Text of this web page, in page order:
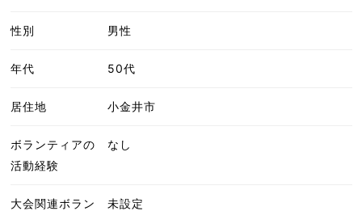
性別 男性
年代 50代
居住地 小金井市
ボランティアの
活動経験
なし
大会関連ボラン
未設定